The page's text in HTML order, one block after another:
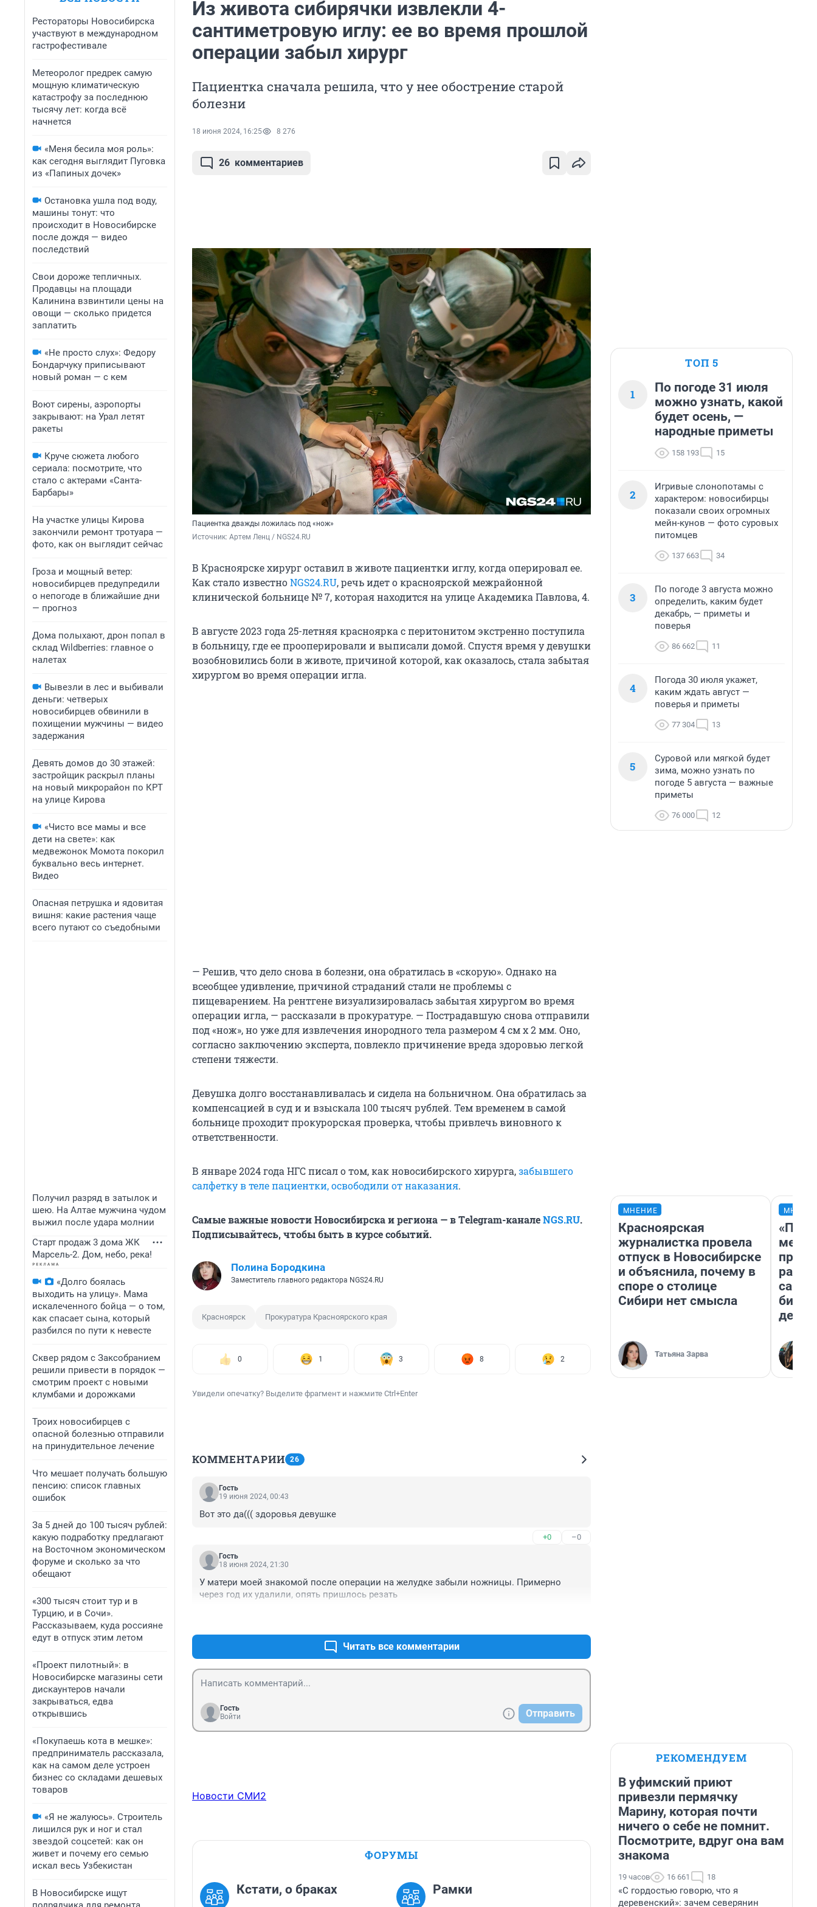
Рестораторы Новосибирска
участвуют в международном
гастрофестивале
Метеоролог предрек самую
мощную климатическую
катастрофу за последнюю
тысячу лет: когда всё
начнется
«Меня бесила моя роль»:
как сегодня выглядит Пуговка
из «Папиных дочек»
Остановка ушла под воду,
машины тонут: что
происходит в Новосибирске
после дождя — видео
последствий
Свои дороже тепличных.
Продавцы на площади
Калинина взвинтили цены на
овощи — сколько придется
заплатить
«Не просто слух»: Федору
Бондарчуку приписывают
новый роман — с кем
Воют сирены, аэропорты
закрывают: на Урал летят
ракеты
Круче сюжета любого
сериала: посмотрите, что
стало с актерами «Санта-
Барбары»
На участке улицы Кирова
закончили ремонт тротуара —
фото, как он выглядит сейчас
Гроза и мощный ветер:
новосибирцев предупредили
о непогоде в ближайшие дни
— прогноз
Дома полыхают, дрон попал в
склад Wildberries: главное о
налетах
Вывезли в лес и выбивали
деньги: четверых
новосибирцев обвинили в
похищении мужчины — видео
задержания
Девять домов до 30 этажей:
застройщик раскрыл планы
на новый микрорайон по КРТ
на улице Кирова
«Чисто все мамы и все
дети на свете»: как
медвежонок Момота покорил
буквально весь интернет.
Видео
Опасная петрушка и ядовитая
вишня: какие растения чаще
всего путают со съедобными
Получил разряд в затылок и
шею. На Алтае мужчина чудом
выжил после удара молнии
Старт продаж 3 дома ЖК
Марсель-2. Дом, небо, река!
«Долго боялась
выходить на улицу». Мама
искалеченного бойца — о том,
как спасает сына, который
разбился по пути к невесте
Сквер рядом с Заксобранием
решили привести в порядок —
смотрим проект с новыми
клумбами и дорожками
Троих новосибирцев с
опасной болезнью отправили
на принудительное лечение
Что мешает получать большую
пенсию: список главных
ошибок
За 5 дней до 100 тысяч рублей:
какую подработку предлагают
на Восточном экономическом
форуме и сколько за что
обещают
«300 тысяч стоит тур и в
Турцию, и в Сочи».
Рассказываем, куда россияне
едут в отпуск этим летом
«Проект пилотный»: в
Новосибирске магазины сети
дискаунтеров начали
закрываться, едва
открывшись
«Покупаешь кота в мешке»:
предприниматель рассказала,
как на самом деле устроен
бизнес со складами дешевых
товаров
«Я не жалуюсь». Строитель
лишился рук и ног и стал
звездой соцсетей: как он
живет и почему его семью
искал весь Узбекистан
В Новосибирске ищут
Из живота сибирячки извлекли 4-
сантиметровую иглу: ее во время прошлой
операции забыл хирург
Пациентка сначала решила, что у нее обострение старой
болезни
18 июня 2024, 16:25 8 276
26 комментариев
Пациентка дважды ложилась под «нож»
Источник: Артем Ленц / NGS24.RU
В Красноярске хирург оставил в животе пациентки иглу, когда оперировал ее.
Как стало известноNGS24.RU, речь идет о красноярской межрайонной
клинической больнице № 7, которая находится на улице Академика Павлова, 4.
В августе 2023 года 25-летняя красноярка с перитонитом экстренно поступила
в больницу, где ее прооперировали и выписали домой. Спустя время у девушки
возобновились боли в животе, причиной которой, как оказалось, стала забытая
хирургом во время операции игла.
— Решив, что дело снова в болезни, она обратилась в «скорую». Однако на
всеобщее удивление, причиной страданий стали не проблемы с
пищеварением. На рентгене визуализировалась забытая хирургом во время
операции игла, — рассказали в прокуратуре. — Пострадавшую снова отправили
под «нож», но уже для извлечения инородного тела размером 4 см х 2 мм. Оно,
согласно заключению эксперта, повлекло причинение вреда здоровью легкой
степени тяжести.
Девушка долго восстанавливалась и сидела на больничном. Она обратилась за
компенсацией в суд и и взыскала 100 тысяч рублей. Тем временем в самой
больнице проходит прокурорская проверка, чтобы привлечь виновного к
ответственности.
В январе 2024 года НГС писал о том, как новосибирского хирурга,забывшего
салфетку в теле пациентки, освободили от наказания.
Самые важные новости Новосибирска и региона — в Тelegram-каналеNGS.RU.
Подписывайтесь, чтобы быть в курсе событий.
Полина Бородкина
Заместитель главного редактора NGS24.RU
Красноярск Прокуратура Красноярского края
0 1 3 8 2
Увидели опечатку? Выделите фрагмент и нажмите Ctrl+Enter
КОММЕНТАРИИ 26
Гость
19 июня 2024, 00:43
Вот это да((( здоровья девушке
+0 –0
Гость
18 июня 2024, 21:30
У матери моей знакомой после операции на желудке забыли ножницы. Примерно
через год их удалили, опять пришлось резать
Читать все комментарии
Гость
Войти
Отправить
Новости СМИ2
ФОРУМЫ
Кстати, о браках Рамки
ТОП 5
1
По погоде 31 июля
можно узнать, какой
будет осень, —
народные приметы
158 193 15
2
Игривые слонопотамы с
характером: новосибирцы
показали своих огромных
мейн-кунов — фото суровых
питомцев
137 663 34
3
По погоде 3 августа можно
определить, каким будет
декабрь, — приметы и
поверья
86 662 11
4
Погода 30 июля укажет,
каким ждать август —
поверья и приметы
77 304 13
5
Суровой или мягкой будет
зима, можно узнать по
погоде 5 августа — важные
приметы
76 000 12
МНЕНИЕ
Красноярская
журналистка провела
отпуск в Новосибирске
и объяснила, почему в
споре о столице
Сибири нет смысла
Татьяна Зарва
РЕКОМЕНДУЕМ
В уфимский приют
привезли пермячку
Марину, которая почти
ничего о себе не помнит.
Посмотрите, вдруг она вам
знакома
19 часов 16 661 18
«С гордостью говорю, что я
деревенский»: зачем северянин